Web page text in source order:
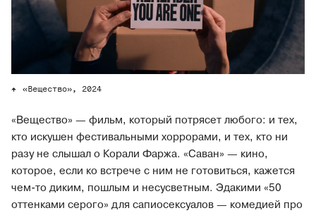
«Вещество», 2024
«Вещество» — фильм, который потрясет любого: и тех,
кто искушен фестивальными хоррорами, и тех, кто ни
разу не слышал о Корали Фаржа. «Саван» — кино,
которое, если ко встрече с ним не готовиться, кажется
чем-то диким, пошлым и несусветным. Эдакими «50
оттенками серого» для сапиосексуалов — комедией про